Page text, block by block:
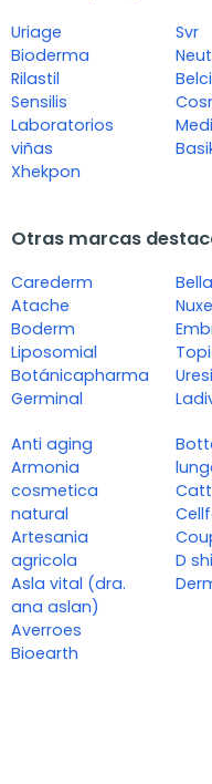
Uriage
Bioderma
Rilastil
Sensilis
Laboratorios
viñas
Xhekpon
Svr
Otras marcas
Carederm
Atache
Boderm
Liposomial
Botánicapharma
Germinal
Nuxe
Anti aging
Armonia
cosmetica
natural
Artesania
agricola
Asla vital (dra.
ana aslan)
Averroes
Bioearth
D